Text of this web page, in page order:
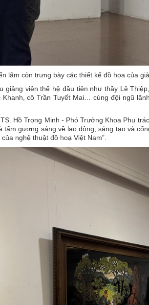
lãm còn trưng bày các thiết kế đồ họa của
giảng viên thế hệ đầu tiên như thầy Lê
Khanh, cô Trần Tuyết Mai… cùng đội ngũ
Hồ Trọng Minh - Phó Trưởng Khoa Phụ
tấm gương sáng về lao động, sáng tạo và
nghệ thuật đồ hoạ Việt Nam”.